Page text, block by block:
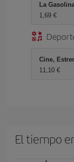
La
1,69 €
Cine,
11,10 €
El tiempo